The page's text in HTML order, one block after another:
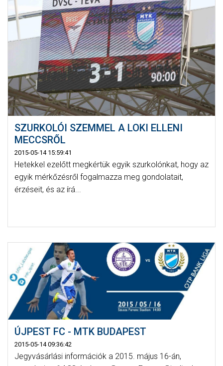
SZURKOLÓI SZEMMEL A LOKI ELLENI
MECCSRŐL
2015-05-14 15:59:41
Hetekkel ezelőtt megkértük egyik szurkolónkat, hogy az
egyik mérkőzésről fogalmazza meg gondolatait,
érzéseit, és az írá...
ÚJPEST FC - MTK BUDAPEST
2015-05-14 09:36:42
Jegyvásárlási információk a 2015. május 16-án,